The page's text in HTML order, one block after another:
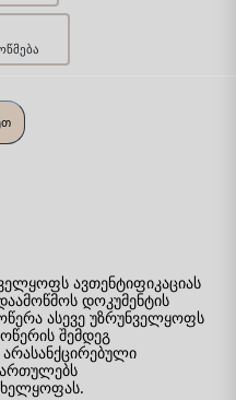
ავთენტიფიკაციას
დოკუმენტის
ასევე უზრუნველყოფს
შემდეგ